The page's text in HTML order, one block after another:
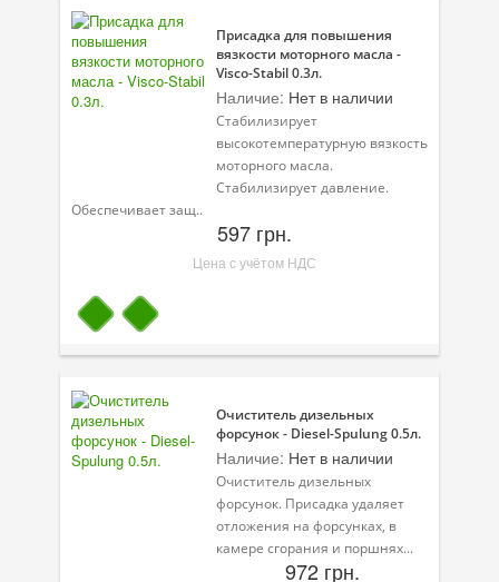
Велосипедная программа
Масла для лодочных моторов
Моторное масло для мотоцикла
Оружейное масло
Садовая программа
Промышленная программа
Технологические жидкости
Зимняя программа
Присадка для повышения
вязкости моторного масла -
Visco-Stabil 0.3л.
Наличие: Нет в наличии
Стабилизирует
высокотемпературную вязкость
моторного масла.
Стабилизирует давление.
Обеспечивает защ..
597 грн.
Цена с учётом НДС
Очиститель дизельных
форсунок - Diesel-Spulung 0.5л.
Наличие: Нет в наличии
Очиститель дизельных
форсунок. Присадка удаляет
отложения на форсунках, в
камере сгорания и поршнях...
972 грн.